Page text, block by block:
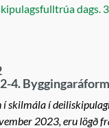
dags.
4.
skilmála í
2023, eru lögð